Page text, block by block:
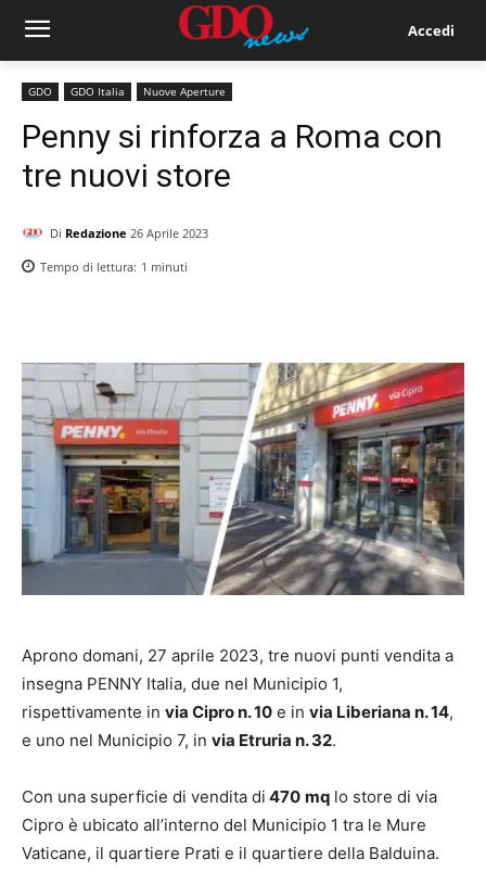
Accedi
GDO GDO Italia Nuove Aperture
Penny si rinforza a Roma con
tre nuovi store
Di Redazione 26 Aprile 2023
Tempo di lettura: 1 minuti
Aprono domani, 27 aprile 2023, tre nuovi punti vendita a
insegna PENNY Italia, due nel Municipio 1,
rispettivamente in via Cipro n. 10 e in via Liberiana n. 14,
e uno nel Municipio 7, in via Etruria n. 32.
Con una superficie di vendita di 470 mq lo store di via
Cipro è ubicato all’interno del Municipio 1 tra le Mure
Vaticane, il quartiere Prati e il quartiere della Balduina.